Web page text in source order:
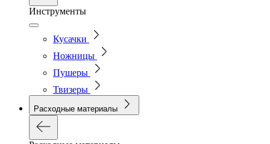
Инструменты
Кусачки
Ножницы
Пушеры
Твизеры
Расходные материалы